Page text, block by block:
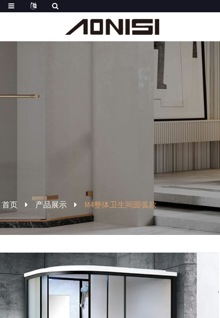
首页 产品展示 M4整体卫生间圆弧款